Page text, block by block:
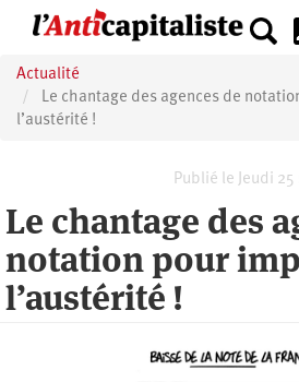
principal
Actualité
Le chantage des agences de
l’austérité !
Publié le Jeudi
Le chantage des
notation pour
l’austérité !